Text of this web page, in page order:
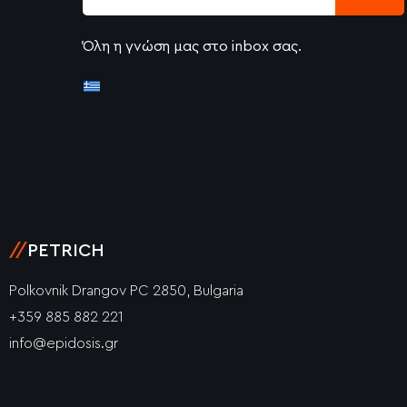
Όλη η γνώση μας στο inbox σας.
// PETRICH
Polkovnik Drangov PC 2850, Bulgaria
+359 885 882 221
info@epidosis.gr